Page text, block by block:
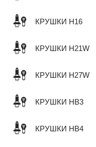
КРУШКИ H16
КРУШКИ H21W
КРУШКИ H27W
КРУШКИ HB3
КРУШКИ HB4